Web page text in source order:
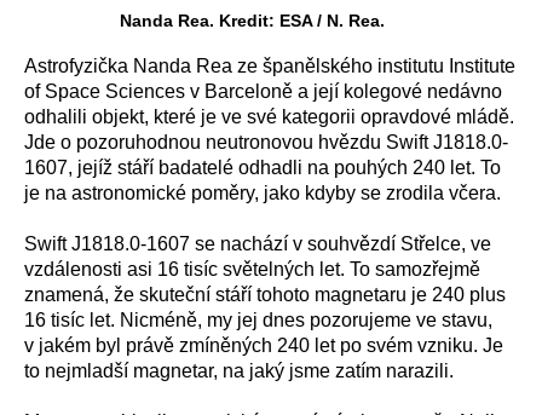
Nanda Rea. Kredit: ESA / N. Rea.
Astrofyzička Nanda Rea ze španělského institutu Institute
of Space Sciences v Barceloně a její kolegové nedávno
odhalili objekt, které je ve své kategorii opravdové mládě.
Jde o pozoruhodnou neutronovou hvězdu Swift J1818.0-
1607, jejíž stáří badatelé odhadli na pouhých 240 let. To
je na astronomické poměry, jako kdyby se zrodila včera.
Swift J1818.0-1607 se nachází v souhvězdí Střelce, ve
vzdálenosti asi 16 tisíc světelných let. To samozřejmě
znamená, že skuteční stáří tohoto magnetaru je 240 plus
16 tisíc let. Nicméně, my jej dnes pozorujeme ve stavu,
v jakém byl právě zmíněných 240 let po svém vzniku. Je
to nejmladší magnetar, na jaký jsme zatím narazili.